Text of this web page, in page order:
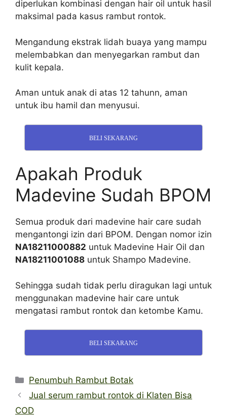
diperlukan kombinasi dengan hair oil untuk hasil
maksimal pada kasus rambut rontok.
Mengandung ekstrak lidah buaya yang mampu
melembabkan dan menyegarkan rambut dan
kulit kepala.
Aman untuk anak di atas 12 tahunn, aman
untuk ibu hamil dan menyusui.
BELI SEKARANG
Apakah Produk
Madevine Sudah BPOM
Semua produk dari madevine hair care sudah
mengantongi izin dari BPOM. Dengan nomor izin
NA18211000882 untuk Madevine Hair Oil dan
NA18211001088 untuk Shampo Madevine.
Sehingga sudah tidak perlu diragukan lagi untuk
menggunakan madevine hair care untuk
mengatasi rambut rontok dan ketombe Kamu.
BELI SEKARANG
Categories
Penumbuh Rambut Botak
Jual serum rambut rontok di Klaten Bisa
COD